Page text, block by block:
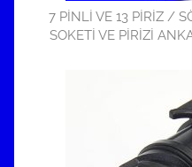
7 PİNLİ VE 13 PİRİZ /
SOKETİ VE PİRİZİ